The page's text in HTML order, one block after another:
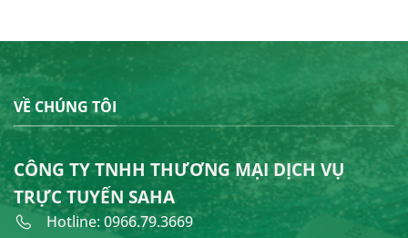
VỀ CHÚNG TÔI
CÔNG TY TNHH THƯƠNG MẠI DỊCH VỤ
TRỰC TUYẾN SAHA
Hotline: 0966.79.3669